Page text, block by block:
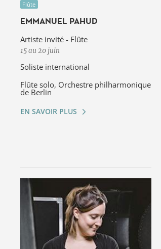
Flûte
EMMANUEL PAHUD
Artiste invité - Flûte
15 au 20 juin
Soliste international
Flûte solo, Orchestre philharmonique
de Berlin
EN SAVOIR PLUS